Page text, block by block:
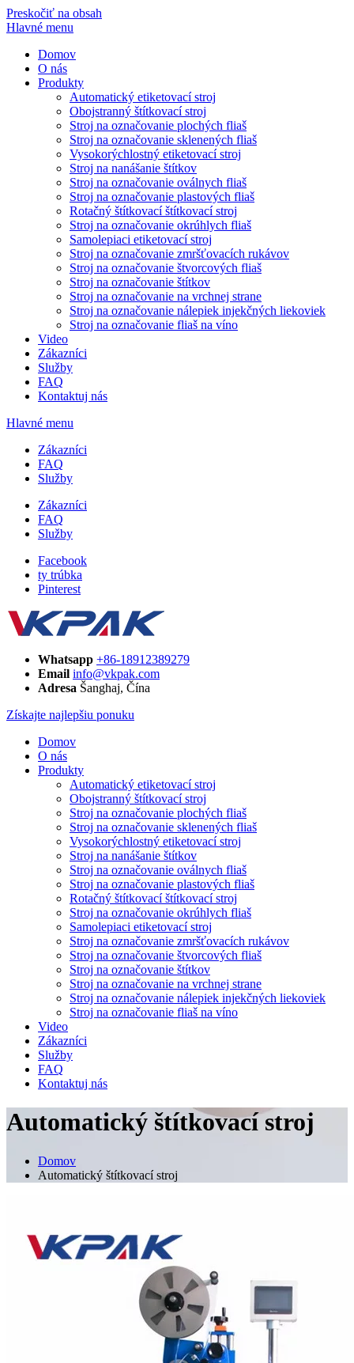
Preskočiť na obsah
Hlavné menu
Domov
O nás
Produkty
Automatický etiketovací stroj
Obojstranný štítkovací stroj
Stroj na označovanie plochých fliaš
Stroj na označovanie sklenených fliaš
Vysokorýchlostný etiketovací stroj
Stroj na nanášanie štítkov
Stroj na označovanie oválnych fliaš
Stroj na označovanie plastových fliaš
Rotačný štítkovací štítkovací stroj
Stroj na označovanie okrúhlych fliaš
Samolepiaci etiketovací stroj
Stroj na označovanie zmršťovacích rukávov
Stroj na označovanie štvorcových fliaš
Stroj na označovanie štítkov
Stroj na označovanie na vrchnej strane
Stroj na označovanie nálepiek injekčných liekoviek
Stroj na označovanie fliaš na víno
Video
Zákazníci
Služby
FAQ
Kontaktuj nás
Hlavné menu
Zákazníci
FAQ
Služby
Zákazníci
FAQ
Služby
Facebook
ty trúbka
Pinterest
Whatsapp +86-18912389279
Email info@vkpak.com
Adresa Šanghaj, Čína
Získajte najlepšiu ponuku
Domov
O nás
Produkty
Automatický etiketovací stroj
Obojstranný štítkovací stroj
Stroj na označovanie plochých fliaš
Stroj na označovanie sklenených fliaš
Vysokorýchlostný etiketovací stroj
Stroj na nanášanie štítkov
Stroj na označovanie oválnych fliaš
Stroj na označovanie plastových fliaš
Rotačný štítkovací štítkovací stroj
Stroj na označovanie okrúhlych fliaš
Samolepiaci etiketovací stroj
Stroj na označovanie zmršťovacích rukávov
Stroj na označovanie štvorcových fliaš
Stroj na označovanie štítkov
Stroj na označovanie na vrchnej strane
Stroj na označovanie nálepiek injekčných liekoviek
Stroj na označovanie fliaš na víno
Video
Zákazníci
Služby
FAQ
Kontaktuj nás
Automatický štítkovací stroj
Domov
Automatický štítkovací stroj